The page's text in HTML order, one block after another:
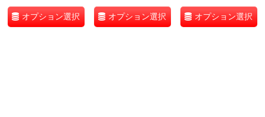
オプション選択 オプション選択 オプション選択